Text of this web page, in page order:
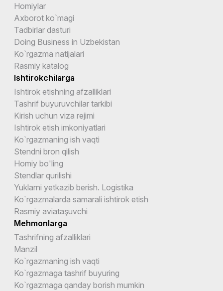
Homiylar
Axborot ko`magi
Tadbirlar dasturi
Doing Business in Uzbekistan
Ko`rgazma natijalari
Rasmiy katalog
Ishtirokchilarga
Ishtirok etishning afzalliklari
Tashrif buyuruvchilar tarkibi
Kirish uchun viza rejimi
Ishtirok etish imkoniyatlari
Ko`rgazmaning ish vaqti
Stendni bron qilish
Homiy bo'ling
Stendlar qurilishi
Yuklarni yetkazib berish. Logistika
Ko`rgazmalarda samarali ishtirok etish
Rasmiy aviataşuvchi
Mehmonlarga
Tashrifning afzalliklari
Manzil
Ko`rgazmaning ish vaqti
Ko`rgazmaga tashrif buyuring
Ko`rgazmaga qanday borish mumkin